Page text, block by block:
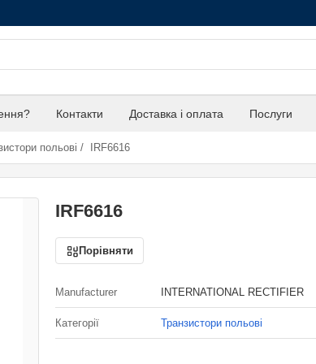
Контакти Доставка і оплата Послуги
польові / IRF6616
IRF6616
Порівняти
Manufacturer INTERNATIONAL RECTIFIER
Категорії Транзистори польові